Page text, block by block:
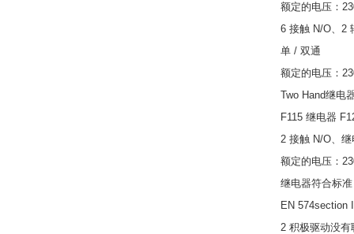
额定的电压：
6 接触 N/O、2
单 / 双通
额定的电压：
Two Hand继电
F115 继电器
2 接触 N/O、
额定的电压：
继电器符合标准
EN 574section
2 积极驱动没